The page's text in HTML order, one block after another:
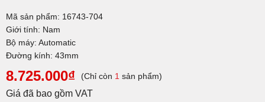
Mã sản phẩm: 16743-704
Giới tính: Nam
Bộ máy: Automatic
Đường kính: 43mm
8.725.000₫ (Chỉ còn 1 sản phẩm)
Giá đã bao gồm VAT